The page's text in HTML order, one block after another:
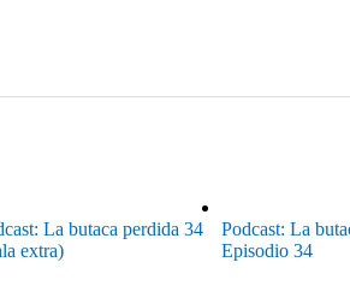
La butaca perdida 34
extra)
Podcast: La
Episodio 34